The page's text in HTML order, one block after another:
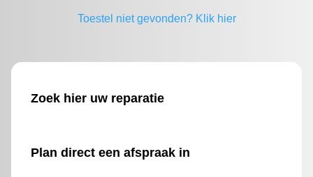
Toestel niet gevonden? Klik hier
Zoek hier uw reparatie
Plan direct een afspraak in